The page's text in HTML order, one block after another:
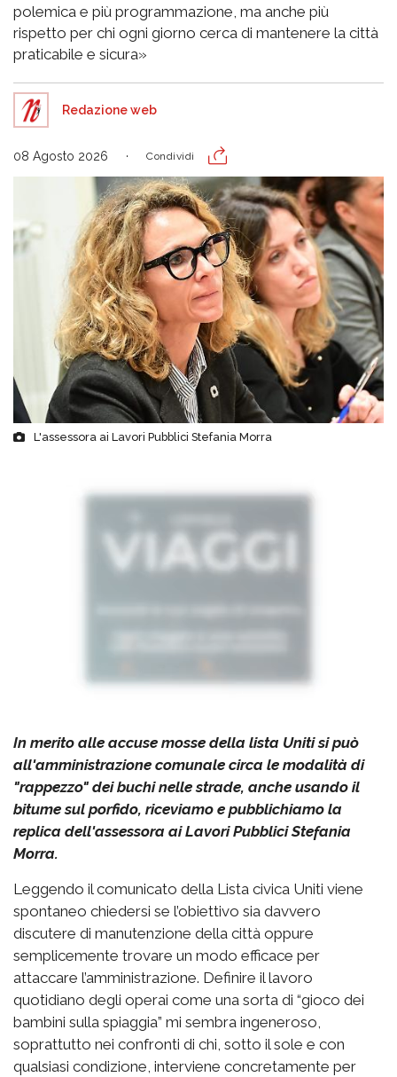
polemica e più programmazione, ma anche più
rispetto per chi ogni giorno cerca di mantenere la città
praticabile e sicura»
Redazione web
08 Agosto 2026 Condividi
L'assessora ai Lavori Pubblici Stefania Morra
In merito alle accuse mosse della lista Uniti si può
all'amministrazione comunale circa le modalità di
"rappezzo" dei buchi nelle strade, anche usando il
bitume sul porfido, riceviamo e pubblichiamo la
replica dell'assessora ai Lavori Pubblici Stefania
Morra.
Leggendo il comunicato della Lista civica Uniti viene
spontaneo chiedersi se l’obiettivo sia davvero
discutere di manutenzione della città oppure
semplicemente trovare un modo efficace per
attaccare l’amministrazione. Definire il lavoro
quotidiano degli operai come una sorta di “gioco dei
bambini sulla spiaggia” mi sembra ingeneroso,
soprattutto nei confronti di chi, sotto il sole e con
qualsiasi condizione, interviene concretamente per